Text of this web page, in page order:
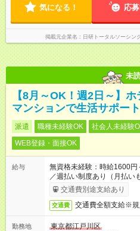
気になる！ 応
掲載元企業名 日研トータルソーシ
未
【8月～OK！週2日～】
マンションで生活サポー
派遣 職種未経験OK 社会人未経験
WEB登録・面接OK
給与
無資格未経験：時給1600
／週払い制度あり（月払い
了次第のお支払いとなりま
交通費別途支給あり
交通費 交通費全額支給※
勤務地
東京都江戸川区